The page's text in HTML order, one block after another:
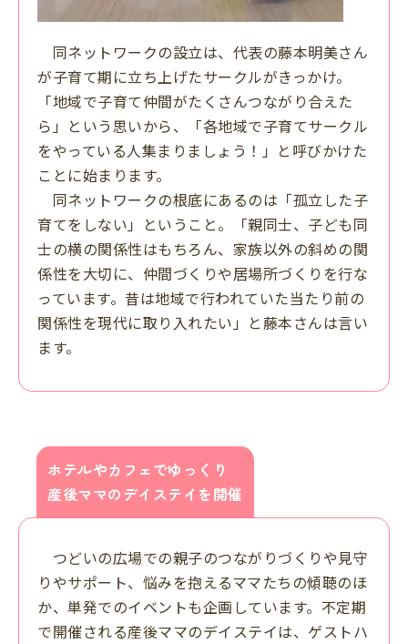
同ネットワークの設立は、代表の藤本明美さん
が子育て期に立ち上げたサークルがきっかけ。
「地域で子育て仲間がたくさんつながり合えた
ら」という思いから、「各地域で子育てサークル
をやっている人集まりましょう！」と呼びかけた
ことに始まります。
同ネットワークの根底にあるのは「孤立した子
育てをしない」ということ。「親同士、子ども同
士の横の関係性はもちろん、家族以外の斜めの関
係性を大切に、仲間づくりや居場所づくりを行な
っています。昔は地域で行われていた当たり前の
関係性を現代に取り入れたい」と藤本さんは言い
ます。
ホテルやカフェでゆっくり
産後ママのデイステイを開催
つどいの広場での親子のつながりづくりや見守
りやサポート、悩みを抱えるママたちの傾聴のほ
か、単発でのイベントも企画しています。不定期
で開催される産後ママのデイステイは、ゲストハ